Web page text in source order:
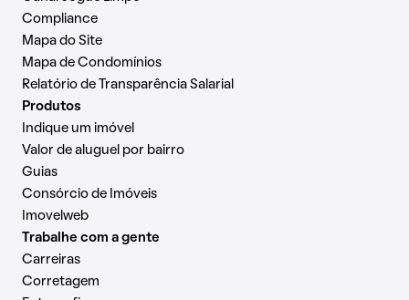
Compliance
Mapa do Site
Mapa de Condomínios
Relatório de Transparência Salarial
Produtos
Indique um imóvel
Valor de aluguel por bairro
Guias
Consórcio de Imóveis
Imovelweb
Trabalhe com a gente
Carreiras
Corretagem